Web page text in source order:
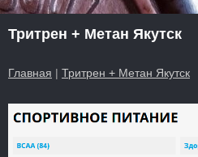
Тритрен + Метан Якутск
Главная | Тритрен + Метан Якутск